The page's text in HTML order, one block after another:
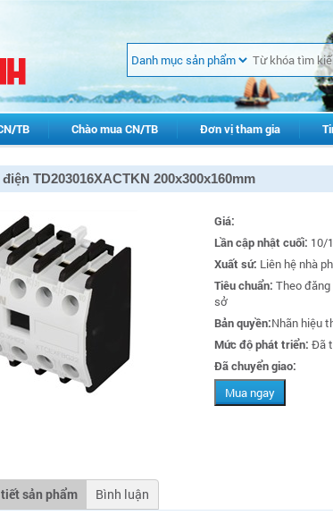
TB Chào mua CN/TB Đơn vị tham gia
TD203016XACTKN 200x300x160mm
Giá:
Lần cập nhật cuối: 10/
Xuất sứ: Liên hệ nhà
Tiêu chuẩn: Theo
sở
Bản quyền:Nhãn hiệu
Mức độ phát triển: Đã
Đã chuyển giao:
Mua ngay
sản phẩm Bình luận